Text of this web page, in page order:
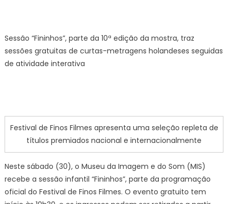
Sessão “Fininhos”, parte da 10ª edição da mostra, traz
sessões gratuitas de curtas-metragens holandeses seguidas
de atividade interativa
Festival de Finos Filmes apresenta uma seleção repleta de
títulos premiados nacional e internacionalmente
Neste sábado (30), o Museu da Imagem e do Som (MIS)
recebe a sessão infantil “Fininhos”, parte da programação
oficial do Festival de Finos Filmes. O evento gratuito tem